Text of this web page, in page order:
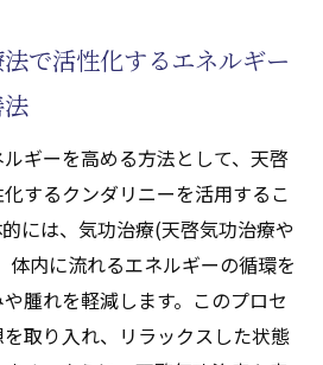
で活性化するエネルギー
ギーを高める方法として、天啓
するクンダリニーを活用するこ
には、気功治療(天啓気功治療や
体内に流れるエネルギーの循環を
腫れを軽減します。このプロセ
取り入れ、リラックスした状態